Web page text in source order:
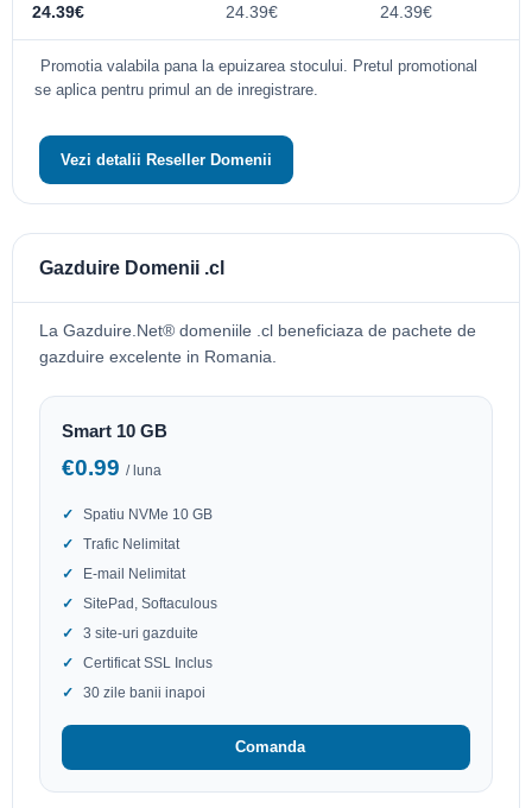
24.39€ 24.39€ 24.39€
Promotia valabila pana la epuizarea stocului. Pretul promotional
se aplica pentru primul an de inregistrare.
Vezi detalii Reseller Domenii
Gazduire Domenii .cl
La Gazduire.Net® domeniile .cl beneficiaza de pachete de
gazduire excelente in Romania.
Smart 10 GB
€0.99 / luna
Spatiu NVMe 10 GB
Trafic Nelimitat
E-mail Nelimitat
SitePad, Softaculous
3 site-uri gazduite
Certificat SSL Inclus
30 zile banii inapoi
Comanda